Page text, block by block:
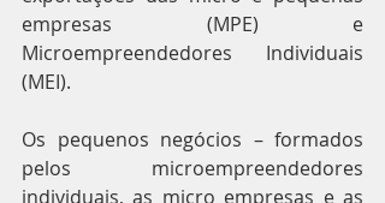
empresas (MPE) e
Microempreendedores Individuais
(MEI).
Os pequenos negócios – formados
pelos microempreendedores
individuais, as micro empresas e as